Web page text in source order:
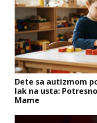
Dete sa autizmom
lak na usta:
Mame